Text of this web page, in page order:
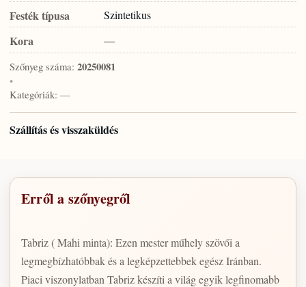
Festék típusa Szintetikus
Kora —
Szőnyeg száma: 20250081
•
Kategóriák: —
Szállítás és visszaküldés
Erről a szőnyegről
Tabriz ( Mahi minta): Ezen mester műhely szövői a
legmegbízhatóbbak és a legképzettebbek egész Iránban.
Piaci viszonylatban Tabriz készíti a világ egyik legfinomabb